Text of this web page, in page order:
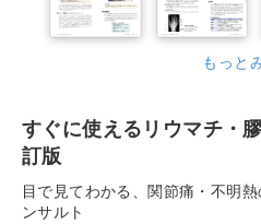
もっと
すぐに使えるリウマチ・
訂版
目で見てわかる、関節痛・不明
ンサルト